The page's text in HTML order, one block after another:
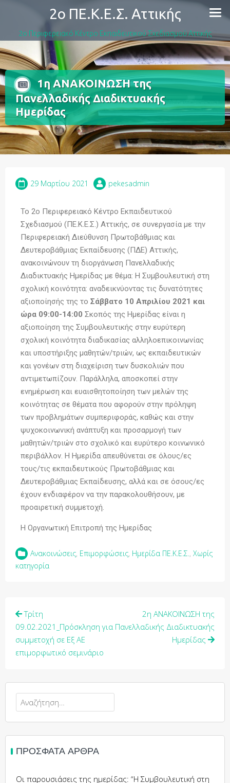
2ο ΠΕ.Κ.Ε.Σ. Αττικής
2ο Περιφερειακό Κέντρο Εκπαιδευτικού Σχεδιασμού Αττικής
1η ΑΝΑΚΟΙΝΩΣΗ της
Πανελλαδικής Διαδικτυακής
Ημερίδας
29 Μαρτίου 2021 pekesadmin
Το 2ο Περιφερειακό Κέντρο Εκπαιδευτικού
Σχεδιασμού (ΠΕ.Κ.Ε.Σ.) Αττικής, σε συνεργασία με την
Περιφερειακή Διεύθυνση Πρωτοβάθμιας και
Δευτεροβάθμιας Εκπαίδευσης (ΠΔΕ) Αττικής,
ανακοινώνουν τη διοργάνωση Πανελλαδικής
Διαδικτυακής Ημερίδας με θέμα: Η Συμβουλευτική στη
σχολική κοινότητα: αναδεικνύοντας τις δυνατότητες
αξιοποίησής της το Σάββατο 10 Απριλίου 2021 και
ώρα 09:00-14:00 Σκοπός της Ημερίδας είναι η
αξιοποίηση της Συμβουλευτικής στην ευρύτερη
σχολική κοινότητα διαδικασίας αλληλοεπικοινωνίας
και υποστήριξης μαθητών/τριών, ως εκπαιδευτικών
και γονέων στη διαχείριση των δυσκολιών που
αντιμετωπίζουν. Παράλληλα, αποσκοπεί στην
ενημέρωση και ευαισθητοποίηση των μελών της
κοινότητας σε θέματα που αφορούν στην πρόληψη
των προβλημάτων συμπεριφοράς, καθώς και στην
ψυχοκοινωνική ανάπτυξη και προσαρμογή των
μαθητών/τριών στο σχολικό και ευρύτερο κοινωνικό
περιβάλλον. Η Ημερίδα απευθύνεται σε όλους/ες
τους/τις εκπαιδευτικούς Πρωτοβάθμιας και
Δευτεροβάθμιας Εκπαίδευσης, αλλά και σε όσους/ες
έχουν ενδιαφέρον να την παρακολουθήσουν, με
προαιρετική συμμετοχή.
Η Οργανωτική Επιτροπή της Ημερίδας
Ανακοινώσεις, Επιμορφώσεις, Ημερίδα ΠΕ.Κ.Ε.Σ., Χωρίς
κατηγορία
Τρίτη
09.02.2021_Πρόσκληση για
συμμετοχή σε Εξ ΑΕ
επιμορφωτικό σεμινάριο
2η ΑΝΑΚΟΙΝΩΣΗ της
Πανελλαδικής Διαδικτυακής
Ημερίδας
ΠΡΌΣΦΑΤΑ ΆΡΘΡΑ
Οι παρουσιάσεις της ημερίδας: “Η Συμβουλευτική στη